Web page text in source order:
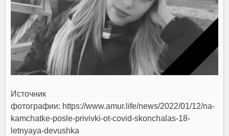
Источник
фотографии: https://www.amur.life/news/2022/01/12/na-
kamchatke-posle-privivki-ot-covid-skonchalas-18-
letnyaya-devushka